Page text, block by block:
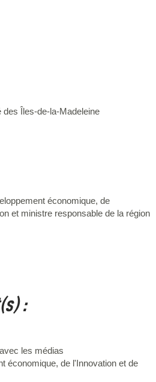
des Îles-de-la-Madeleine
économique, de
et ministre responsable de la région
:
les médias
économique, de l'Innovation et de